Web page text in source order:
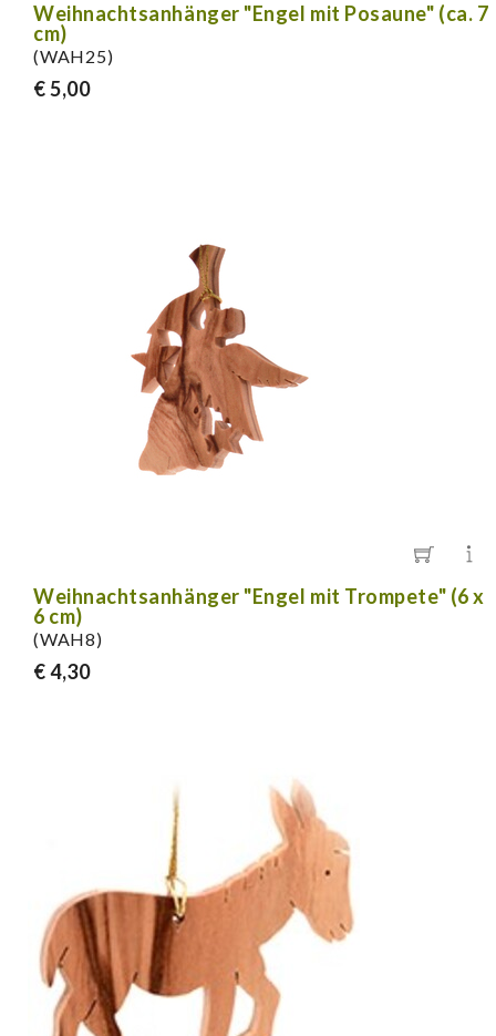
Weihnachtsanhänger "Engel mit Posaune" (ca. 7
cm)
(WAH25)
€ 5,00
Weihnachtsanhänger "Engel mit Trompete" (6 x
6 cm)
(WAH8)
€ 4,30